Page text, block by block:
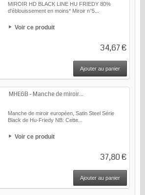
MIROIR HD BLACK LINE HU FRIEDY 80%
d'éblouissement en moins* Miroir n°5...
Voir ce produit
34,67 €
Ajouter au panier
MHE6B - Manche de miroir...
Manche de miroir européen, Satin Steel Série
Black de Hu-Friedy NB: Cette...
Voir ce produit
37,80 €
Ajouter au panier